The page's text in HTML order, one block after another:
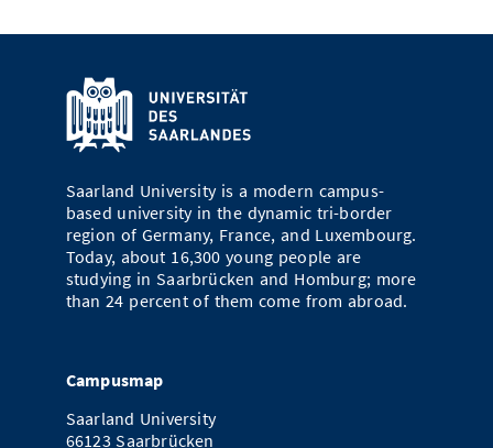
Numbers and Facts
Prizes, Awards and Grants
Contact
SIC Merchandise
Dates, Lectures and Events
Alumni
Saarland University is a modern campus-
based university in the dynamic tri-border
region of Germany, France, and Luxembourg.
Today, about 16,300 young people are
studying in Saarbrücken and Homburg; more
than 24 percent of them come from abroad.
Campusmap
Saarland University
66123 Saarbrücken